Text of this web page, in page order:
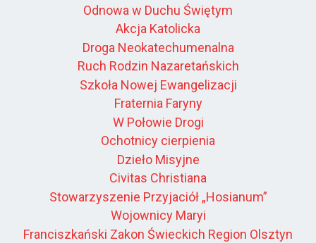
Odnowa w Duchu Świętym
Akcja Katolicka
Droga Neokatechumenalna
Ruch Rodzin Nazaretańskich
Szkoła Nowej Ewangelizacji
Fraternia Faryny
W Połowie Drogi
Ochotnicy cierpienia
Dzieło Misyjne
Civitas Christiana
Stowarzyszenie Przyjaciół „Hosianum”
Wojownicy Maryi
Franciszkański Zakon Świeckich Region Olsztyn